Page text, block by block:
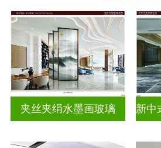
夹丝夹绢水墨画玻璃